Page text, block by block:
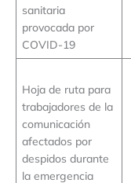
sanitaria
provocada por
COVID-19
Hoja de ruta para
trabajadores de la
comunicación
afectados por
despidos durante
la emergencia